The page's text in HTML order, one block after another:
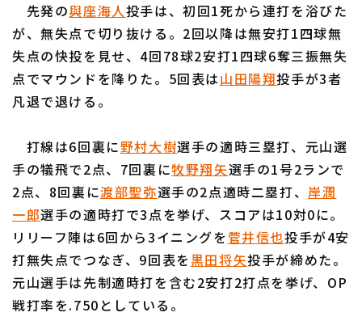
利用規約 プライバシーポリシー
運営会社（別ウィンドウで開く） よくある質問
特定商取引法の表示 アルバイト募集 （別ウィンドウで開く
先発の與座海人投手は、初回1死から連打を浴びた
が、無失点で切り抜ける。2回以降は無安打1四球無
失点の快投を見せ、4回78球2安打1四球6奪三振無失
点でマウンドを降りた。5回表は山田陽翔投手が3者
凡退で退ける。
打線は6回裏に野村大樹選手の適時三塁打、元山選
手の犠飛で2点、7回裏に牧野翔矢選手の1号2ランで
2点、8回裏に渡部聖弥選手の2点適時二塁打、岸潤
一郎選手の適時打で3点を挙げ、スコアは10対0に。
リリーフ陣は6回から3イニングを 菅井信也投手が4安
打無失点でつなぎ、9回表を黒田将矢投手が締めた。
元山選手は先制適時打を含む2安打2打点を挙げ、OP
戦打率を.750としている。